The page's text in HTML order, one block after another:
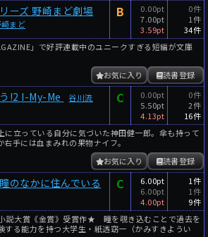
ーズ 野崎まど劇場
まど
B
0.00pt
7.00pt
3.59pt
0件
1件
34件
」で好評連載中のユニークすぎる短編が文庫
読書登録
お気に入り
!2 I-My-Me 谷川流 C
0.00pt
5.50pt
4.13pt
0件
2件
16件
に立っている自分に気づいた神田健一郎。傘も持って
右手には血まみれの果物ナイフ。
読書登録
お気に入り
のなかに住んでいる C
6.00pt
6.00pt
4.00pt
1件
1件
9件
説大賞《金賞》受賞作★ 瞳を覗き込むことで過去を
する能力を持つ大学生・紙透窈一（かみすきようい